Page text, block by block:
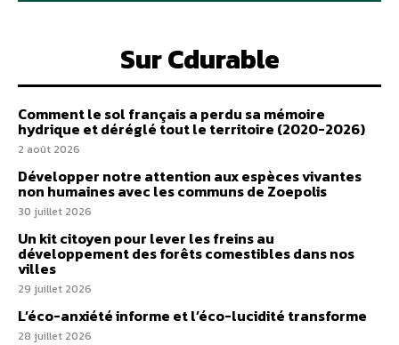
Sur Cdurable
Comment le sol français a perdu sa mémoire
hydrique et déréglé tout le territoire (2020-2026)
2 août 2026
Développer notre attention aux espèces vivantes
non humaines avec les communs de Zoepolis
30 juillet 2026
Un kit citoyen pour lever les freins au
développement des forêts comestibles dans nos
villes
29 juillet 2026
L’éco-anxiété informe et l’éco-lucidité transforme
28 juillet 2026